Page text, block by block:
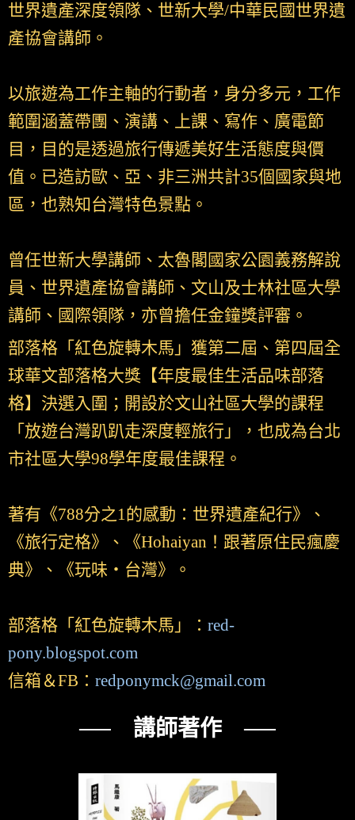
世界遺產深度領隊、世新大學/中華民國世界遺
產協會講師。
以旅遊為工作主軸的行動者，身分多元，工作
範圍涵蓋帶團、演講、上課、寫作、廣電節
目，目的是透過旅行傳遞美好生活態度與價
值。已造訪歐、亞、非三洲共計35個國家與地
區，也熟知台灣特色景點。
曾任世新大學講師、太魯閣國家公園義務解說
員、世界遺產協會講師、文山及士林社區大學
講師、國際領隊，亦曾擔任金鐘獎評審。
部落格「紅色旋轉木馬」獲第二屆、第四屆全
球華文部落格大獎【年度最佳生活品味部落
格】決選入圍；開設於文山社區大學的課程
「放遊台灣趴趴走深度輕旅行」，也成為台北
市社區大學98學年度最佳課程。
著有《788分之1的感動：世界遺產紀行》、
《旅行定格》、《Hohaiyan！跟著原住民瘋慶
典》、《玩味‧台灣》。
部落格「紅色旋轉木馬」： red-
pony.blogspot.com
信箱＆FB： redponymck@gmail.com
── 講師著作 ──